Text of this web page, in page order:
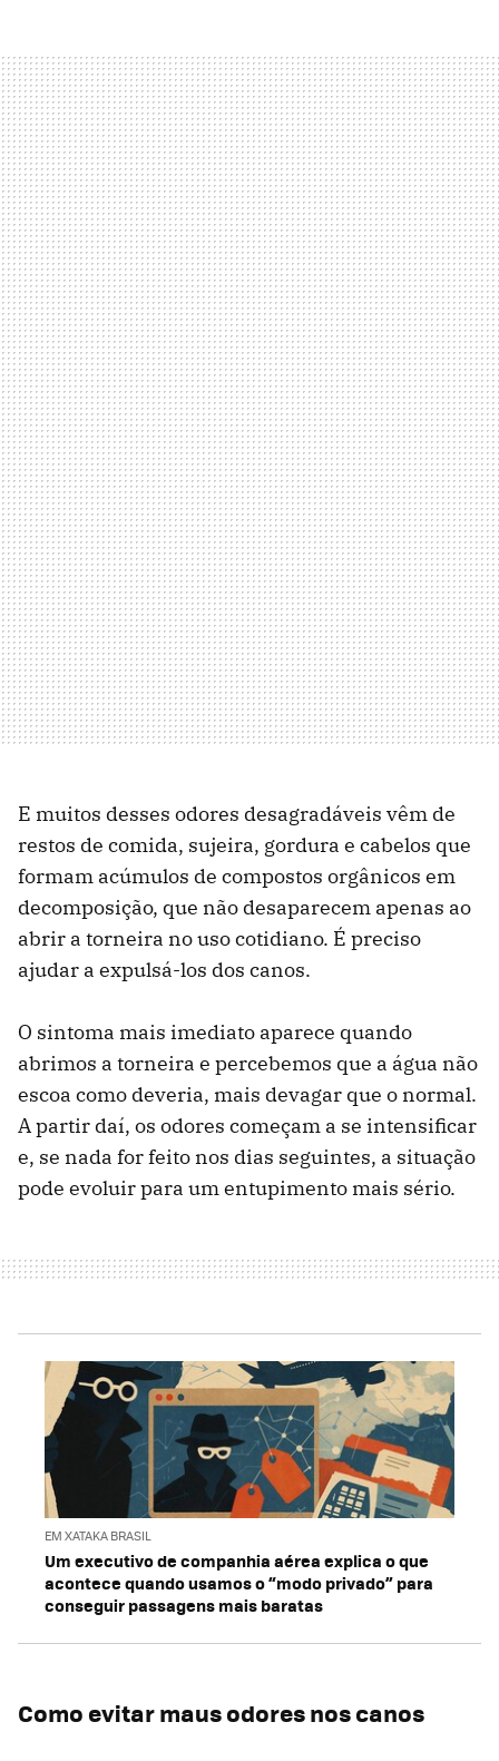
E muitos desses odores desagradáveis vêm de
restos de comida, sujeira, gordura e cabelos que
formam acúmulos de compostos orgânicos em
decomposição, que não desaparecem apenas ao
abrir a torneira no uso cotidiano. É preciso
ajudar a expulsá-los dos canos.
O sintoma mais imediato aparece quando
abrimos a torneira e percebemos que a água não
escoa como deveria, mais devagar que o normal.
A partir daí, os odores começam a se intensificar
e, se nada for feito nos dias seguintes, a situação
pode evoluir para um entupimento mais sério.
EM XATAKA BRASIL
Um executivo de companhia aérea explica o que
acontece quando usamos o “modo privado” para
conseguir passagens mais baratas
Como evitar maus odores nos canos